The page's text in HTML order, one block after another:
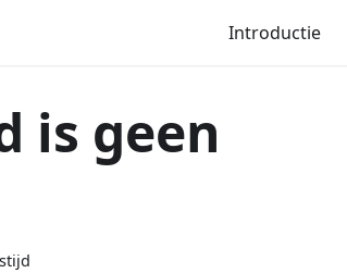
Introductie
is geen